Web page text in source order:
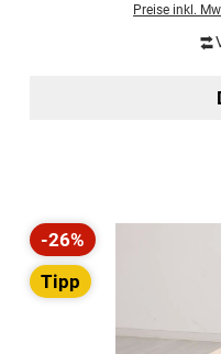
Preise inkl.
Rabatt
-26%
Tipp